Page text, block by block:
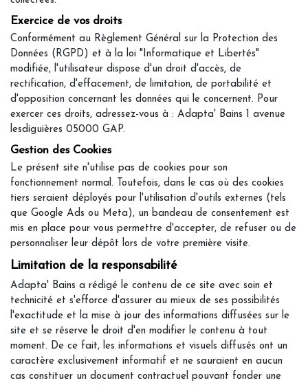
Exercice de vos droits
Conformément au Règlement Général sur la Protection des
Données (RGPD) et à la loi "Informatique et Libertés"
modifiée, l'utilisateur dispose d'un droit d'accès, de
rectification, d'effacement, de limitation, de portabilité et
d'opposition concernant les données qui le concernent. Pour
exercer ces droits, adressez-vous à : Adapta' Bains 1 avenue
lesdiguières 05000 GAP.
Gestion des Cookies
Le présent site n'utilise pas de cookies pour son
fonctionnement normal. Toutefois, dans le cas où des cookies
tiers seraient déployés pour l'utilisation d'outils externes (tels
que Google Ads ou Meta), un bandeau de consentement est
mis en place pour vous permettre d'accepter, de refuser ou de
personnaliser leur dépôt lors de votre première visite.
Limitation de la responsabilité
Adapta' Bains a rédigé le contenu de ce site avec soin et
technicité et s'efforce d'assurer au mieux de ses possibilités
l'exactitude et la mise à jour des informations diffusées sur le
site et se réserve le droit d'en modifier le contenu à tout
moment. De ce fait, les informations et visuels diffusés ont un
caractère exclusivement informatif et ne sauraient en aucun
cas constituer un document contractuel pouvant fonder une